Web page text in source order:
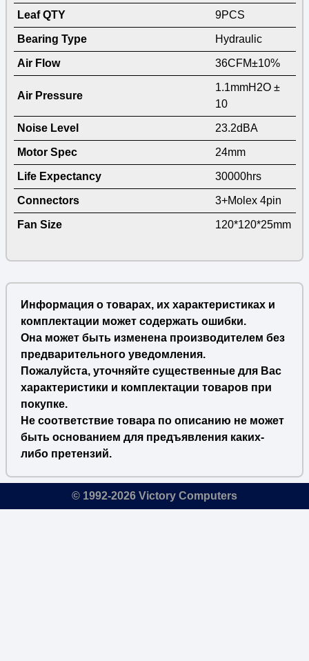
Leaf QTY 9PCS
Bearing Type Hydraulic
Air Flow 36CFM±10%
Air Pressure
1.1mmH2O ±
10
Noise Level 23.2dBA
Motor Spec 24mm
Life Expectancy 30000hrs
Connectors 3+Molex 4pin
Fan Size 120*120*25mm
Информация о товарах, их характеристиках и
комплектации может содержать ошибки.
Она может быть изменена производителем без
предварительного уведомления.
Пожалуйста, уточняйте существенные для Вас
характеристики и комплектации товаров при
покупке.
Не соответствие товара по описанию не может
быть основанием для предъявления каких-
либо претензий.
© 1992-2026 Victory Computers